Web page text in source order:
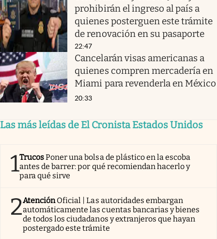
prohibirán el ingreso al país a
quienes posterguen este trámite
de renovación en su pasaporte
22:47
Cancelarán visas americanas a
quienes compren mercadería en
Miami para revenderla en México
20:33
Las más leídas de El Cronista Estados Unidos
1TrucosPoner una bolsa de plástico en la escoba
antes de barrer: por qué recomiendan hacerlo y
para qué sirve
2AtenciónOficial | Las autoridades embargan
automáticamente las cuentas bancarias y bienes
de todos los ciudadanos y extranjeros que hayan
postergado este trámite